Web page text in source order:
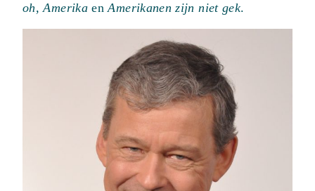
oh, AmerikaenAmerikanen zijn niet gek.